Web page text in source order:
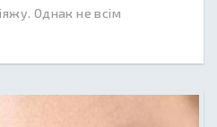
Однак не всім